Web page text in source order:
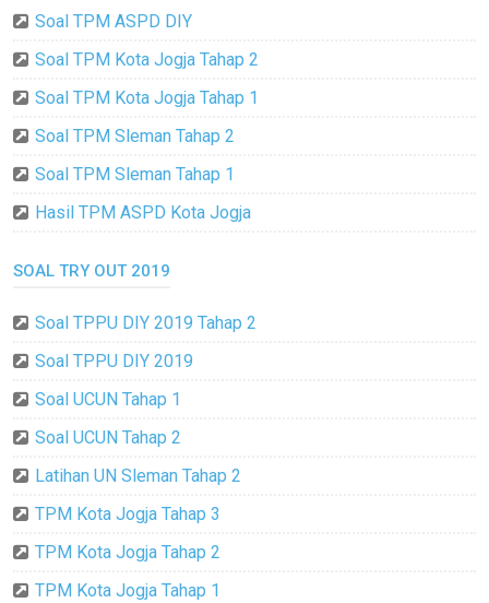
Soal TPM ASPD DIY
Soal TPM Kota Jogja Tahap 2
Soal TPM Kota Jogja Tahap 1
Soal TPM Sleman Tahap 2
Soal TPM Sleman Tahap 1
Hasil TPM ASPD Kota Jogja
SOAL TRY OUT 2019
Soal TPPU DIY 2019 Tahap 2
Soal TPPU DIY 2019
Soal UCUN Tahap 1
Soal UCUN Tahap 2
Latihan UN Sleman Tahap 2
TPM Kota Jogja Tahap 3
TPM Kota Jogja Tahap 2
TPM Kota Jogja Tahap 1